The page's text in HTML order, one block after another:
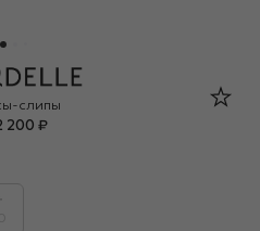
слипы
200 ₽